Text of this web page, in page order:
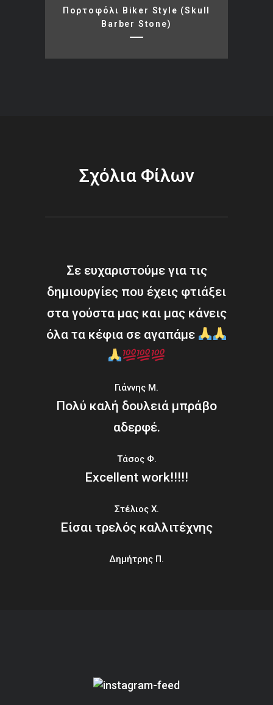
Πορτοφόλι Biker Style (skull
Barber Stone)
Σχόλια Φίλων
Σε ευχαριστούμε για τις
δημιουργίες που έχεις φτιάξει
στα γούστα μας και μας κάνεις
όλα τα κέφια σε αγαπάμε
Γιάννης Μ.
Πολύ καλή δουλειά μπράβο
αδερφέ.
Τάσος Φ.
Excellent work!!!!!
Στέλιος Χ.
Είσαι τρελός καλλιτέχνης
Δημήτρης Π.